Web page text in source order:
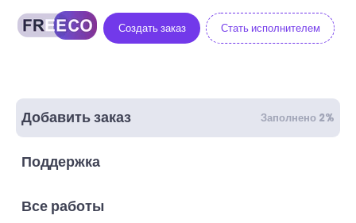
Создать заказ Стать исполнителем
Добавить заказ Заполнено 2%
Поддержка
Все работы